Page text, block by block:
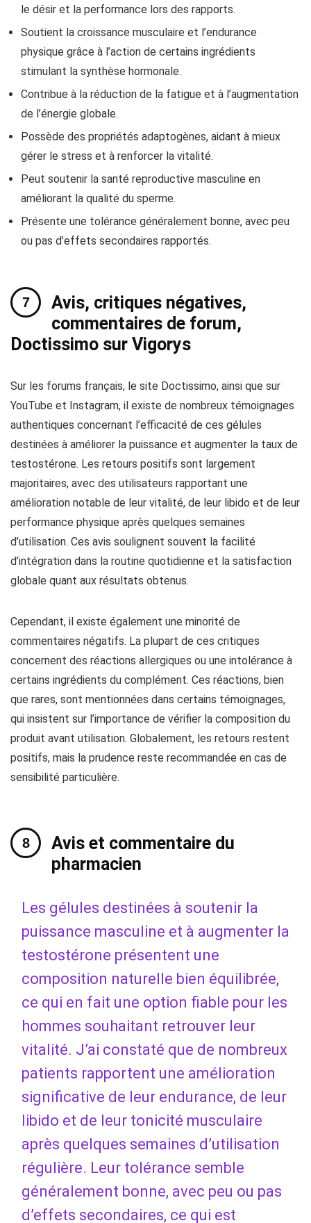
le désir et la performance lors des rapports.
Soutient la croissance musculaire et l’endurance
physique grâce à l’action de certains ingrédients
stimulant la synthèse hormonale.
Contribue à la réduction de la fatigue et à l’augmentation
de l’énergie globale.
Possède des propriétés adaptogènes, aidant à mieux
gérer le stress et à renforcer la vitalité.
Peut soutenir la santé reproductive masculine en
améliorant la qualité du sperme.
Présente une tolérance généralement bonne, avec peu
ou pas d’effets secondaires rapportés.
Avis, critiques négatives,
commentaires de forum,
Doctissimo sur Vigorys
Sur les forums français, le site Doctissimo, ainsi que sur
YouTube et Instagram, il existe de nombreux témoignages
authentiques concernant l’efficacité de ces gélules
destinées à améliorer la puissance et augmenter la taux de
testostérone. Les retours positifs sont largement
majoritaires, avec des utilisateurs rapportant une
amélioration notable de leur vitalité, de leur libido et de leur
performance physique après quelques semaines
d’utilisation. Ces avis soulignent souvent la facilité
d’intégration dans la routine quotidienne et la satisfaction
globale quant aux résultats obtenus.
Cependant, il existe également une minorité de
commentaires négatifs. La plupart de ces critiques
concernent des réactions allergiques ou une intolérance à
certains ingrédients du complément. Ces réactions, bien
que rares, sont mentionnées dans certains témoignages,
qui insistent sur l’importance de vérifier la composition du
produit avant utilisation. Globalement, les retours restent
positifs, mais la prudence reste recommandée en cas de
sensibilité particulière.
Avis et commentaire du
pharmacien
Les gélules destinées à soutenir la
puissance masculine et à augmenter la
testostérone présentent une
composition naturelle bien équilibrée,
ce qui en fait une option fiable pour les
hommes souhaitant retrouver leur
vitalité. J’ai constaté que de nombreux
patients rapportent une amélioration
significative de leur endurance, de leur
libido et de leur tonicité musculaire
après quelques semaines d’utilisation
régulière. Leur tolérance semble
généralement bonne, avec peu ou pas
d’effets secondaires, ce qui est